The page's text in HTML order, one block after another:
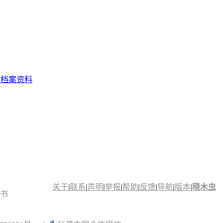
案资料
关于|联系|声明|举报|帮助|反馈|导航|版本| 晓木虫